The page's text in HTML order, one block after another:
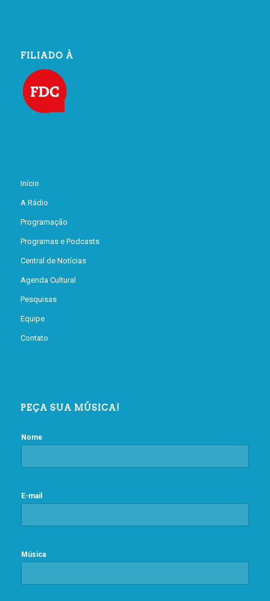
FILIADO À
Início
A Rádio
Programação
Programas e Podcasts
Central de Notícias
Agenda Cultural
Pesquisas
Equipe
Contato
PEÇA SUA MÚSICA!
Nome
E-mail
Música